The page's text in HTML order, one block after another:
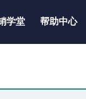
学堂 帮助中心